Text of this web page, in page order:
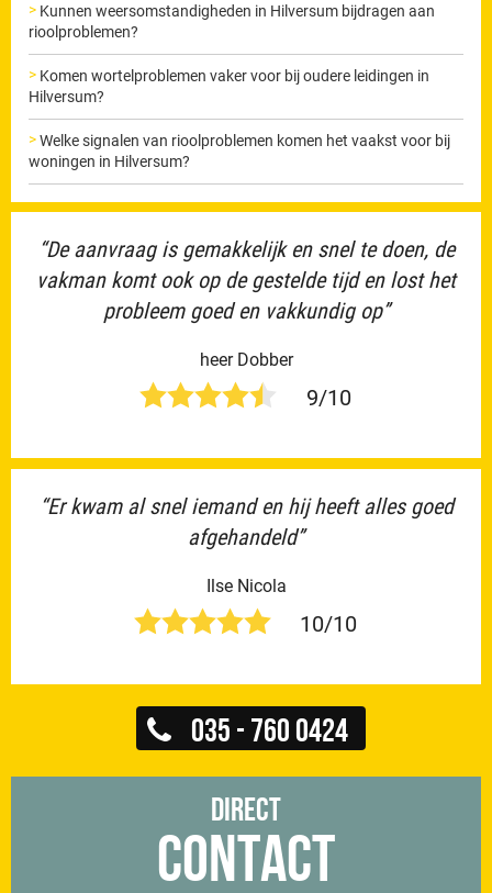
Kunnen weersomstandigheden in Hilversum bijdragen aan
rioolproblemen?
Komen wortelproblemen vaker voor bij oudere leidingen in
Hilversum?
Welke signalen van rioolproblemen komen het vaakst voor bij
woningen in Hilversum?
“De aanvraag is gemakkelijk en snel te doen, de
vakman komt ook op de gestelde tijd en lost het
probleem goed en vakkundig op”
heer Dobber
9/10
“Er kwam al snel iemand en hij heeft alles goed
afgehandeld”
Ilse Nicola
10/10
035 - 760 0424
Direct
Contact